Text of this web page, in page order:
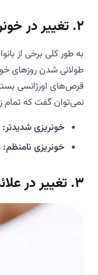
تغییر در
به طور کلی برخی از
طولانی شدن روزهای
قرص‌های اورژانسی
نمی‌توان گفت که تمام
خونریزی شدیدتر:
خونریزی نامنظم:
تغییر در